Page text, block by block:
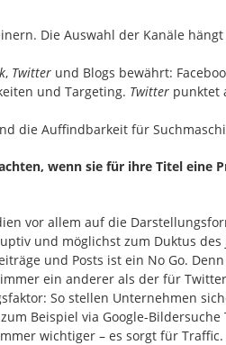
Die Auswahl der Kanäle
, Twitter und Blogs bewährt:
und Targeting. Twitter punktet
die Auffindbarkeit für
wenn sie für ihre Titel eine
vor allem auf die
und möglichst zum Duktus des
und Posts ist ein No Go.
ein anderer als der für
So stellen Unternehmen
Beispiel via Google-
wichtiger – es sorgt für Traffic.